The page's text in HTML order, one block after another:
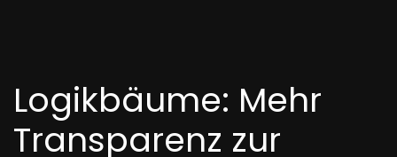
Logikbäume: Mehr
Transparenz zur